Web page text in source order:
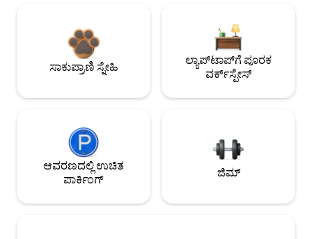
ಸಾಕುಪ್ರಾಣಿ ಸ್ನೇಹಿ
ಲ್ಯಾಪ್‌ಟಾಪ್‌ಗೆ ಪೂರಕ
ವರ್ಕ್‌ಸ್ಪೇಸ್
ಆವರಣದಲ್ಲಿ ಉಚಿತ
ಪಾರ್ಕಿಂಗ್
ಜಿಮ್